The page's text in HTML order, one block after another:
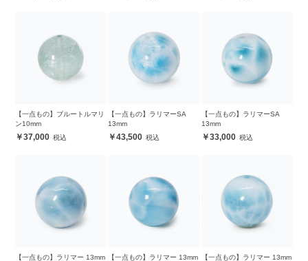
【一点もの】ブルートルマリ
ン10mm
37,000
【一点もの】ラリマーSA
13mm
43,500
【一点もの】ラリマーSA
13mm
33,000
【一点もの】ラリマー 13mm 【一点もの】ラリマー 13mm 【一点もの】ラリマー 13mm